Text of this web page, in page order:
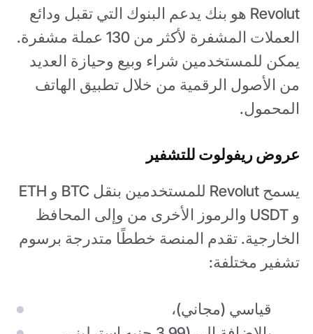
Revolut هو بنك يدعم البنوك التي تقبل ودائع
العملات المشفرة لأكثر من 130 عملة مشفرة.
يمكن للمستخدمين شراء وبيع وحيازة العديد
من الأصول الرقمية من خلال تطبيق الهاتف
المحمول.
عروض ريفولوت للتشفير
يسمح Revolut للمستخدمين بنقل BTC و ETH
و USDT والرموز الأخرى من وإلى المحافظ
الخارجية. تقدم المنصة خططًا متدرجة برسوم
تشفير مختلفة:
قياسي (مجاني)،